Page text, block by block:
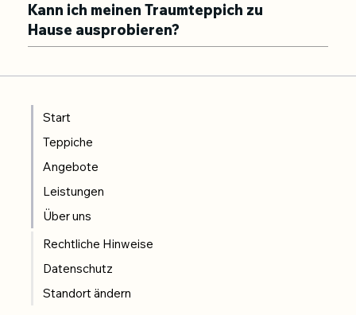
Kann ich meinen Traumteppich zu
Hause ausprobieren?
Start
Teppiche
Angebote
Leistungen
Über uns
Rechtliche Hinweise
Datenschutz
Standort ändern